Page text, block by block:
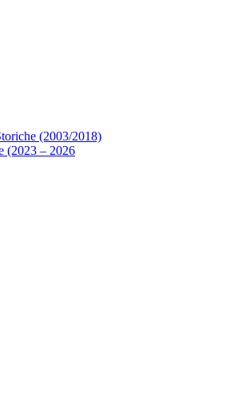
(2003/2018)
(2023 – 2026